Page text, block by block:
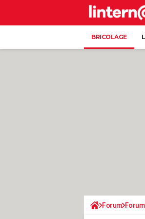
BRICOLAGE
Forum